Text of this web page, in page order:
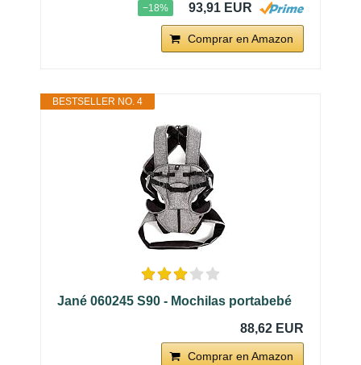
−18% 93,91 EUR
Comprar en Amazon
BESTSELLER NO. 4
Jané 060245 S90 - Mochilas portabebé
88,62 EUR
Comprar en Amazon